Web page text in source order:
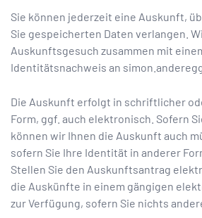
Sie können jederzeit eine Auskunft,
Sie gespeicherten Daten verlangen.
Auskunftsgesuch zusammen mit
Identitätsnachweis an
Die Auskunft erfolgt in schriftlicher
Form, ggf. auch elektronisch. Sofern
können wir Ihnen die Auskunft auch
sofern Sie Ihre Identität in anderer
Stellen Sie den Auskunftsantrag
die Auskünfte in einem gängigen
zur Verfügung, sofern Sie nichts